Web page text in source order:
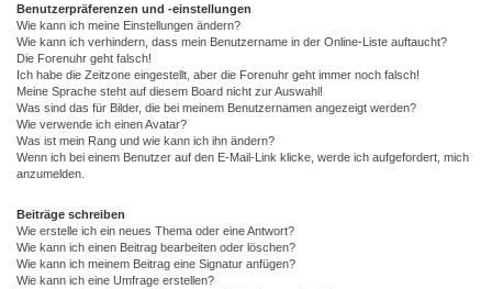
Benutzerpräferenzen und -einstellungen
Wie kann ich meine Einstellungen ändern?
Wie kann ich verhindern, dass mein Benutzername in der Online-Liste auftaucht?
Die Forenuhr geht falsch!
Ich habe die Zeitzone eingestellt, aber die Forenuhr geht immer noch falsch!
Meine Sprache steht auf diesem Board nicht zur Auswahl!
Was sind das für Bilder, die bei meinem Benutzernamen angezeigt werden?
Wie verwende ich einen Avatar?
Was ist mein Rang und wie kann ich ihn ändern?
Wenn ich bei einem Benutzer auf den E-Mail-Link klicke, werde ich aufgefordert, mich
anzumelden.
Beiträge schreiben
Wie erstelle ich ein neues Thema oder eine Antwort?
Wie kann ich einen Beitrag bearbeiten oder löschen?
Wie kann ich meinem Beitrag eine Signatur anfügen?
Wie kann ich eine Umfrage erstellen?